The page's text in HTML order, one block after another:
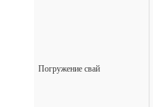
Погружение свай